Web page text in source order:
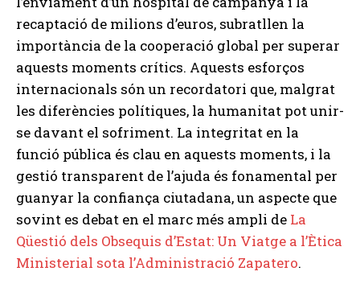
recaptació de milions d’euros, subratllen la
importància de la cooperació global per superar
aquests moments crítics. Aquests esforços
internacionals són un recordatori que, malgrat
les diferències polítiques, la humanitat pot unir-
se davant el sofriment. La integritat en la
funció pública és clau en aquests moments, i la
gestió transparent de l’ajuda és fonamental per
guanyar la confiança ciutadana, un aspecte que
sovint es debat en el marc més ampli de La
Qüestió dels Obsequis d’Estat: Un Viatge a l’Ètica
Ministerial sota l’Administració Zapatero.